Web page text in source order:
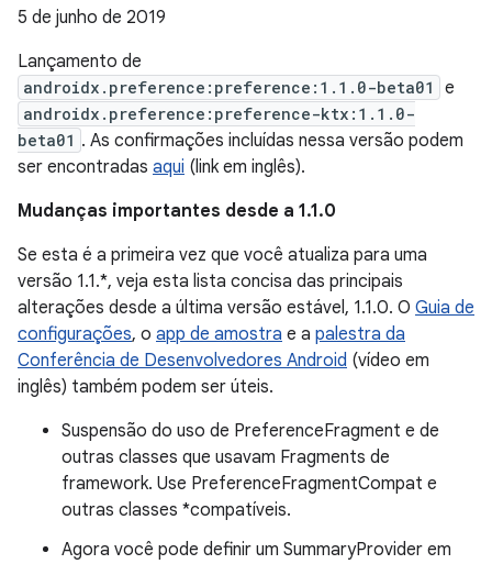
5 de junho de 2019
Lançamento de
androidx.preference:preference:1.1.0-beta01 e
androidx.preference:preference-ktx:1.1.0-
beta01 . As confirmações incluídas nessa versão podem
ser encontradas aqui (link em inglês).
Mudanças importantes desde a 1.1.0
Se esta é a primeira vez que você atualiza para uma
versão 1.1.*, veja esta lista concisa das principais
alterações desde a última versão estável, 1.1.0. O Guia de
configurações, o app de amostra e a palestra da
Conferência de Desenvolvedores Android (vídeo em
inglês) também podem ser úteis.
Suspensão do uso de PreferenceFragment e de
outras classes que usavam Fragments de
framework. Use PreferenceFragmentCompat e
outras classes *compatíveis.
Agora você pode definir um SummaryProvider em